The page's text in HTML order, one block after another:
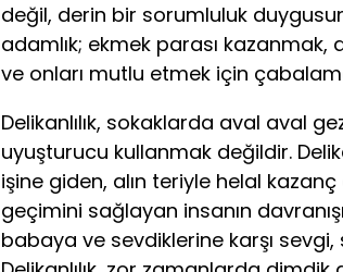
değil, derin bir sorumluluk
adamlık; ekmek parası
ve onları mutlu etmek için
Delikanlılık, sokaklarda aval aval
uyuşturucu kullanmak değildir.
işine giden, alın teriyle helal
geçimini sağlayan insanın
babaya ve sevdiklerine karşı